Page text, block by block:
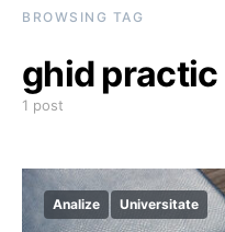
BROWSING TAG
ghid practic
1 post
Analize Universitate